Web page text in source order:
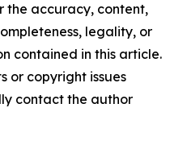
the accuracy, content,
legality, or
contained in this article.
or copyright issues
contact the author